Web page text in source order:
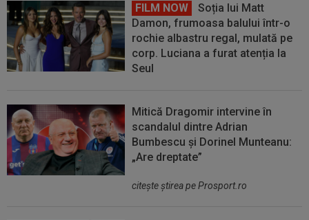
FILM NOW
Soția lui Matt
Damon, frumoasa balului într-o
rochie albastru regal, mulată pe
corp. Luciana a furat atenția la
Seul
Mitică Dragomir intervine în
scandalul dintre Adrian
Bumbescu și Dorinel Munteanu:
„Are dreptate”
citeşte ştirea pe Prosport.ro